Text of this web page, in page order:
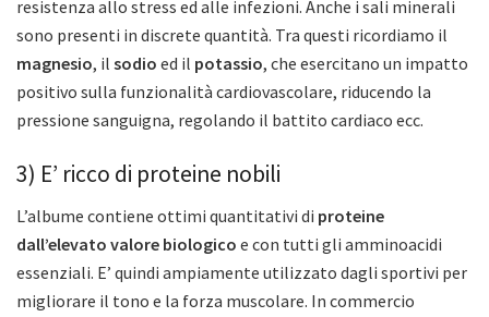
resistenza allo stress ed alle infezioni. Anche i sali minerali
sono presenti in discrete quantità. Tra questi ricordiamo il
magnesio, il sodio ed il potassio, che esercitano un impatto
positivo sulla funzionalità cardiovascolare, riducendo la
pressione sanguigna, regolando il battito cardiaco ecc.
3) E’ ricco di proteine nobili
L’albume contiene ottimi quantitativi di proteine
dall’elevato valore biologico e con tutti gli amminoacidi
essenziali. E’ quindi ampiamente utilizzato dagli sportivi per
migliorare il tono e la forza muscolare. In commercio